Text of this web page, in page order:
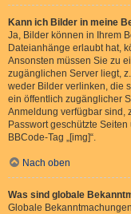
Kann ich Bilder in meine
Ja, Bilder können in Ihrem
Dateianhänge erlaubt hat,
Ansonsten müssen Sie zu
zugänglichen Server liegt,
weder Bilder verlinken, die
ein öffentlich zugänglicher
Anmeldung verfügbar sind,
Passwort geschützte
BBCode-Tag „[img]“.
Nach oben
Was sind globale
Globale